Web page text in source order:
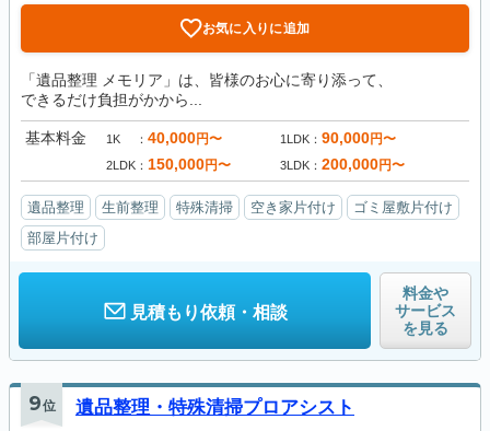
お気に入りに追加
「遺品整理 メモリア」は、皆様のお心に寄り添って、
できるだけ負担がかから...
基本料金 1K 40,000円〜 1LDK 90,000円〜
2LDK 150,000円〜 3LDK 200,000円〜
遺品整理 生前整理 特殊清掃 空き家片付け
ゴミ屋敷片付け
部屋片付け
見積もり依頼・相談
料金や
サービス
を見る
9位 遺品整理・特殊清掃プロアシスト